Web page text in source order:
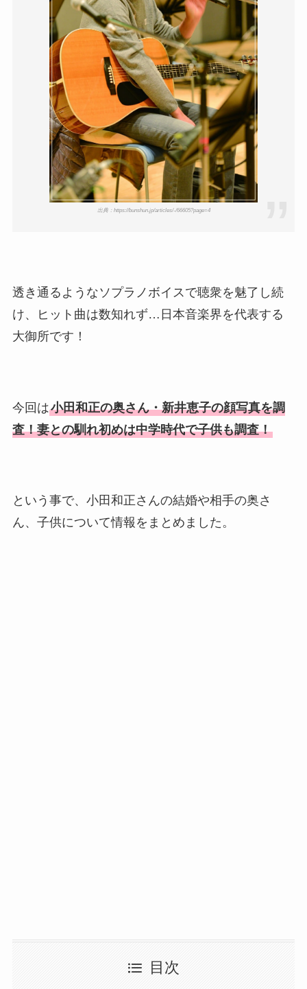
出典：https://bunshun.jp/articles/-/66605?page=4
透き通るようなソプラノボイスで聴衆を魅了し続
け、ヒット曲は数知れず…日本音楽界を代表する
大御所です！
今回は小田和正の奥さん・新井恵子の顔写真を調
査！妻との馴れ初めは中学時代で子供も調査！
という事で、小田和正さんの結婚や相手の奥さ
ん、子供について情報をまとめました。
目次